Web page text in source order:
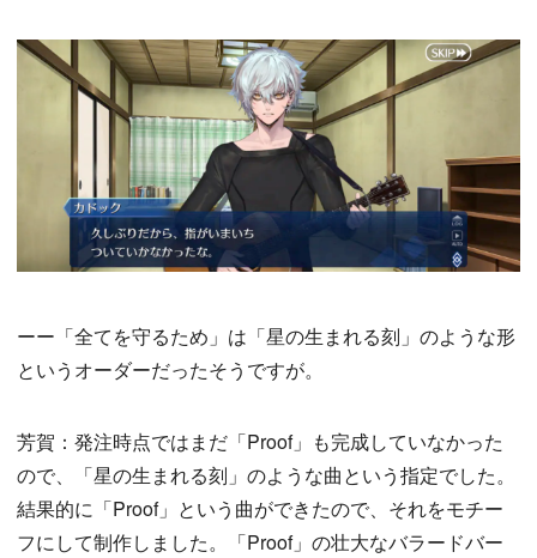
ーー「全てを守るため」は「星の生まれる刻」のような形
というオーダーだったそうですが。
芳賀：発注時点ではまだ「Proof」も完成していなかった
ので、「星の生まれる刻」のような曲という指定でした。
結果的に「Proof」という曲ができたので、それをモチー
フにして制作しました。「Proof」の壮大なバラードバー